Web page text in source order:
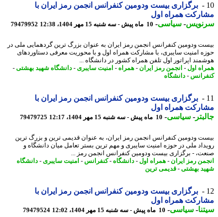
برگزاری بیست ودومین کنفرانس انجمن رمز ایران با
همراه اول
-سیاسی-10 ماه پیش - سه شنبه 15 مهر 1404، 12:38 79479952
ودومین کنفرانس انجمن رمز ایران به عنوان بزرگ ترین گردهمایی ملی در
امنیت سایبری، با مشارکت همراه اول و با محوریت معرفی دستاوردهای
اپراتور اول تلفن همراه کشور در دانشگاه ...
اول-انجمن رمز ایران - همراه- امنیت سایبری- دانشگاه شهید بهشتی-
-دانشگاه
برگزاری بیست ودومین کنفرانس انجمن رمز ایران با
همراه اول
-سیاسی-10 ماه پیش - سه شنبه 15 مهر 1404، 12:17 79479725
ودومین کنفرانس انجمن رمز ایران، به عنوان قدیمی ترین و بزرگ ترین
ملی در حوزه امنیت سایبری و مهم ترین بستر تعامل میان دانشگاه و
- برگزاری بیست ودومین کنفرانس انجمن رمز ...
رمز ایران - همراه اول-دانشگاه-کنفرانس -امنیت سایبری- دانشگاه
بهشتی-قدیمی ترین
برگزاری بیست ودومین کنفرانس انجمن رمز ایران با
همراه اول
-سیاسی-10 ماه پیش - سه شنبه 15 مهر 1404، 12:02 79479524